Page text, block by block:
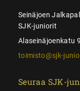
Seinäjoen
SJK-juniorit
Alaseinäjoenkatu
toimisto@sjk-
Seuraa SJK-